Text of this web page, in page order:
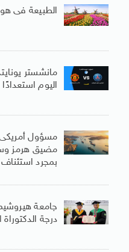
الطبيعة فى
مانشستر
اليوم
مسؤول أمريكى:
مضيق هرمز
بمجرد استئناف
جامعة
درجة الدكتوراة